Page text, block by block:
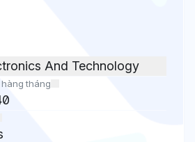
And Technology
tháng